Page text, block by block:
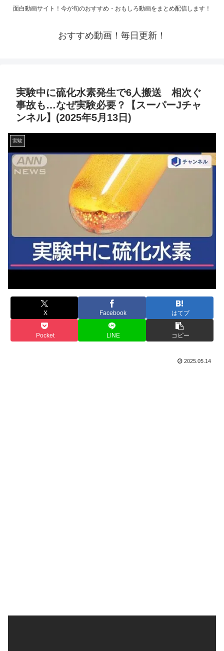
面白動画サイト！今が旬のおすすめ・おもしろ動画をまとめ配信します！
おすすめ動画！毎日更新！
実験中に硫化水素発生で6人搬送 相次ぐ
事故も…なぜ実験必要？【スーパーJチャ
ンネル】(2025年5月13日)
実験
X Facebook はてブ
Pocket LINE コピー
2025.05.14